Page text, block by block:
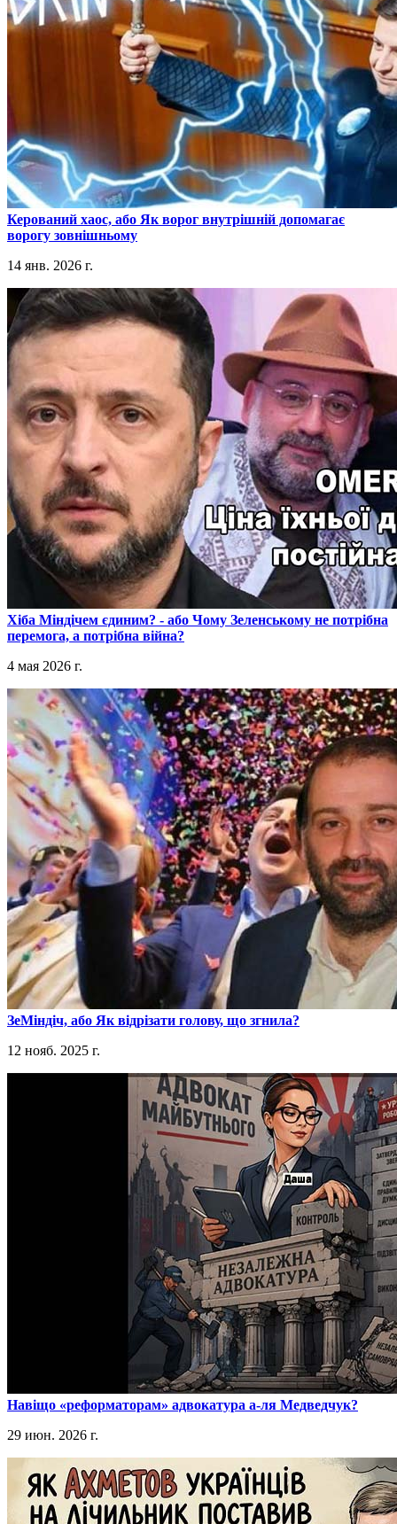
​Керований хаос, або Як ворог внутрішній допомагає
ворогу зовнішньому
14 янв. 2026 г.
​Хіба Міндічем єдиним? - або Чому Зеленському не потрібна
перемога, а потрібна війна?
4 мая 2026 г.
​ЗеМіндіч, або Як відрізати голову, що згнила?
12 нояб. 2025 г.
​Навіщо «реформаторам» адвокатура а-ля Медведчук?
29 июн. 2026 г.